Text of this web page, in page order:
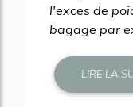
l'exces de
bagage par
LIRE LA